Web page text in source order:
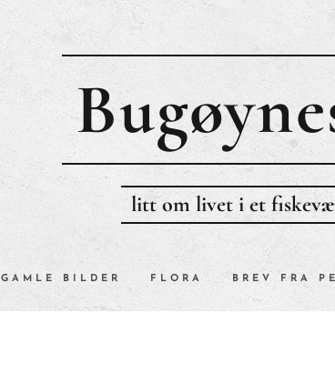
litt om livet i et
GAMLE BILDER FLORA BREV FRA